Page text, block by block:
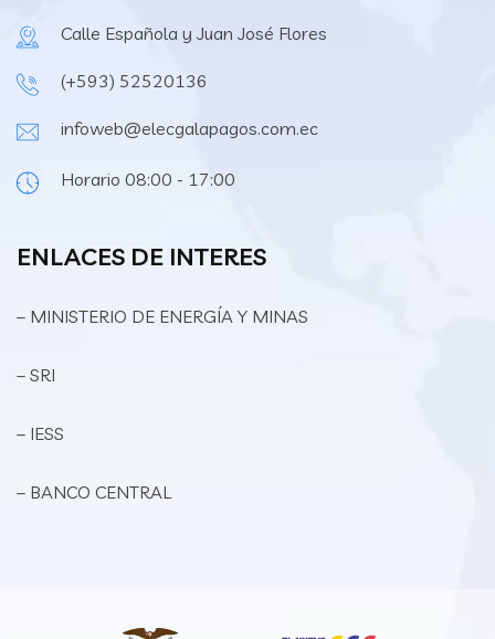
Calle Española y Juan José Flores
(+593) 52520136
infoweb@elecgalapagos.com.ec
Horario 08:00 - 17:00
ENLACES DE INTERES
– MINISTERIO DE ENERGÍA Y MINAS
– SRI
– IESS
– BANCO CENTRAL